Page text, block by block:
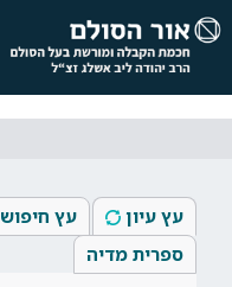
עץ עיון עץ חיפוש
ספרית מדיה